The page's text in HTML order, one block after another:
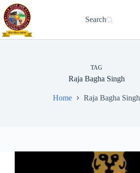
Skip
to
content
Search
TAG
Raja Bagha Singh
Home Raja Bagha Singh